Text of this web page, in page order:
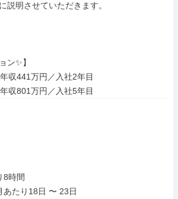
説明させていただきます。
ン✨】
収441万円／入社2年目
収801万円／入社5年目
8時間
あたり18日 〜 23日